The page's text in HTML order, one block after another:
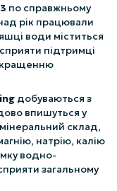
по справжньому
рік працювали
води міститься
підтримці
добуваються з
впишуться у
склад,
натрію, калію
водно-
загальному